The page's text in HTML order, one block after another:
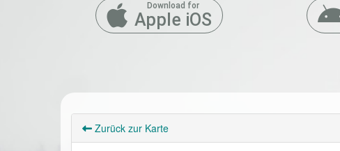
Download for
Apple iOS
Zurück zur Karte